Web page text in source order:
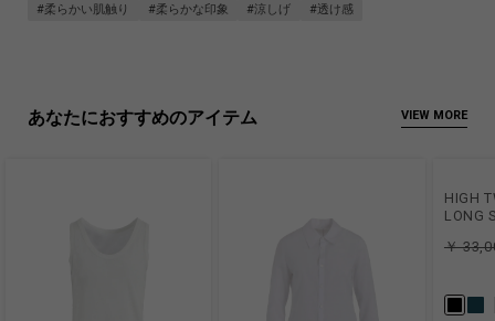
#柔らかい肌触り
#柔らかな印象 #涼しげ #透け感
あなたにおすすめのアイテム VIEW MORE
HIGH
LONG
￥